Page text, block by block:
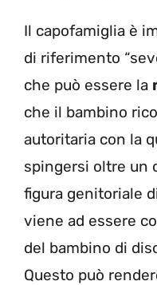
Il capofamiglia è
di riferimento
che può essere la
che il bambino
autoritaria con la
spingersi oltre un
figura genitoriale
viene ad essere
del bambino di
Questo può